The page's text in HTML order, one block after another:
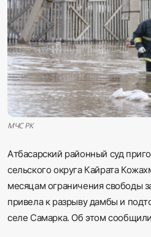
Sadaq TV
Общество
Спорт
Мир
МЧС РК
Атбасарский районный суд
сельского округа Кайрата
месяцам ограничения свободы
привела к разрыву дамбы и
селе Самарка. Об этом